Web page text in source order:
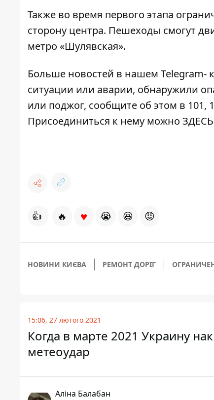
Также во время первого этапа
сторону центра. Пешеходы смогут
метро «Шулявская».
Больше новостей в нашем Telegram-
ситуации или аварии, обнаружили
или поджог, сообщите об этом в 101,
Присоединиться к нему можно ЗДЕСЬ
👍 🔥 ♥ 😭 😆 😡
НОВИНИ КИЄВА РЕМОНТ ДОРІГ
15:06, 27 лютого 2021
Когда в марте 2021 Украину
метеоудар
Аліна Балабан